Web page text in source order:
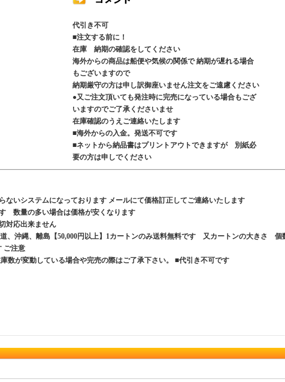
代引き不可
■注文する前に！
在庫 納期の確認をしてください
海外からの商品は船便や気候の関係で 納期が遅れる場合
もございますので
納期厳守の方は申し訳御座いません注文をご遠慮ください
●又ご注文頂いても発注時に完売になっている場合もござ
いますのでご了承くださいませ
在庫確認のうえご連絡いたします
■海外からの入金。発送不可です
■ネットから納品書はプリントアウトできますが 別紙必
要の方は申しでください
ないシステムになっております メールにて価格訂正してご連絡いたします
数量の多い場合は価格が安くなります
対応出来ません
、沖縄、離島【50,000円以上】1カートンのみ送料無料です 又カートンの大きさ 個
す ご注意
数が変動している場合や完売の際はご了承下さい。 ■代引き不可です